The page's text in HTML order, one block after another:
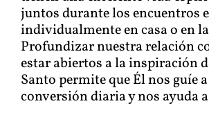
juntos durante los encuentros e
individualmente en casa o en
Profundizar nuestra relación
estar abiertos a la inspiración
Santo permite que Él nos guíe
conversión diaria y nos ayuda